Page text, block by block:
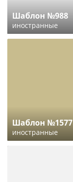
Шаблон №988
иностранные
Шаблон №1577
иностранные